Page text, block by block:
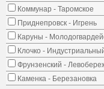
Коммунар - Таромское
Приднепровск - Игрень
Каруны -
Клочко -
Фрунзенский -
Каменка - Березановка